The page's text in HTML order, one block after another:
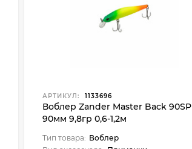
АРТИКУЛ: 1133696
Воблер Zander Master Back 90SP
90мм 9,8гр 0,6-1,2м
Тип товара: Воблер